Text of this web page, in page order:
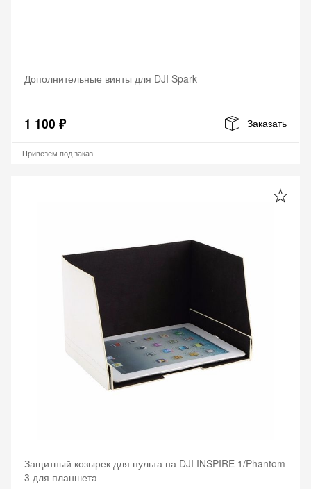
Дополнительные винты для DJI Spark
1 100 ₽ Заказать
Привезём под заказ
Защитный козырек для пульта на DJI INSPIRE 1/Phantom
3 для планшета